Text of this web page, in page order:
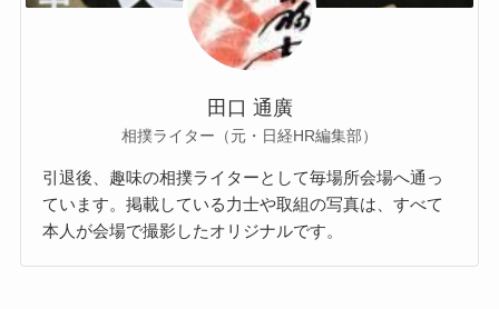
田口 通廣
相撲ライター（元・日経HR編集部）
引退後、趣味の相撲ライターとして毎場所会場へ通っ
ています。掲載している力士や取組の写真は、すべて
本人が会場で撮影したオリジナルです。